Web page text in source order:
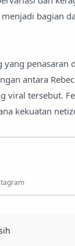
bagian
yang penasaran
antara
viral tersebut.
kekuatan